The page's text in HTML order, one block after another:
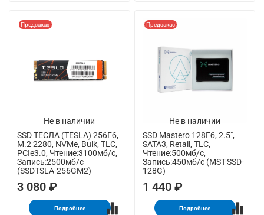
Не в наличии
Предзаказ
SSD ТЕСЛА (TESLA) 256Гб,
M.2 2280, NVMe, Bulk, TLC,
PCIe3.0, Чтение:3100мб/с,
Запись:2500мб/с
(SSDTSLA-256GM2)
3 080 ₽
Подробнее
Не в наличии
Предзаказ
SSD Mastero 128Гб, 2.5",
SATA3, Retail, TLC,
Чтение:500мб/с,
Запись:450мб/с (MST-SSD-
128G)
1 440 ₽
Подробнее